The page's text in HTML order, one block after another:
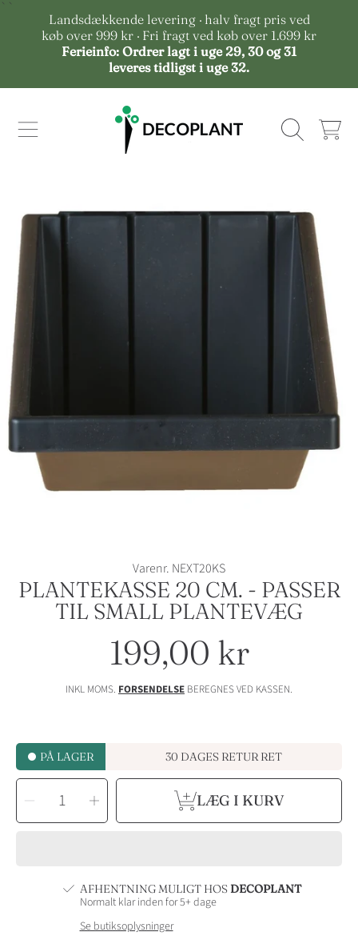
``
GÅ TIL INDHOLD
Landsdækkende levering · halv fragt pris ved
køb over 999 kr · Fri fragt ved køb over 1.699 kr
Ferieinfo: Ordrer lagt i uge 29, 30 og 31
leveres tidligst i uge 32.
KORT
Varenr. NEXT20KS
PLANTEKASSE 20 CM. - PASSER
TIL SMALL PLANTEVÆG
Normalpris
199,00 kr
INKL MOMS. FORSENDELSE BEREGNES VED KASSEN.
PÅ LAGER 30 DAGES RETUR RET
VÆLG
Reducér
antal
for
Plantekasse
SMALL
plantevæg
Forøg
antal
for
Plantekasse
SMALL
plantevæg
LÆG I KURV
AFHENTNING MULIGT HOS DECOPLANT
Normalt klar inden for 5+ dage
Se butiksoplysninger